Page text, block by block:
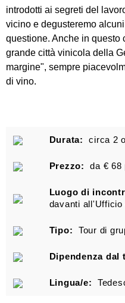
introdotti ai segreti del
vicino e degusteremo
questione. Anche in questo
grande città vinicola della
margine", sempre
di vino.
Durata: circa 2
Prezzo: da € 68
Luogo di
davanti all'Ufficio
Tipo: Tour di
Dipendenza dal
Lingua/e: